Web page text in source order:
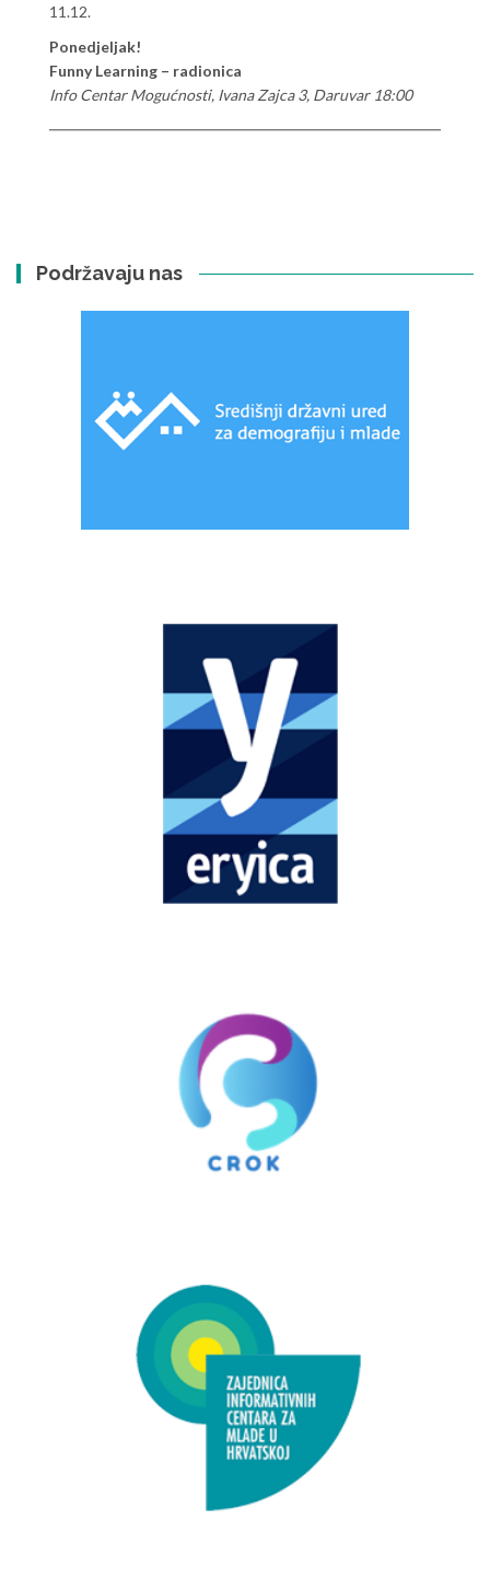
11.12.
Ponedjeljak!
Funny Learning – radionica
Info Centar Mogućnosti, Ivana Zajca 3, Daruvar 18:00
Podržavaju nas